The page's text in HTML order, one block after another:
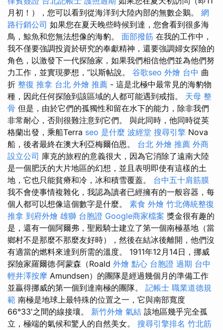
月初！），您可以看到從海洋到大陸內部的無數企鵝。 網
路行銷公司 如果您在夏天晚些時候到達，您會看到很多海
鳥，鯨魚和您無法想像的海豹。 面部撥筋 在我的工作中，
我不僅要強調投資於研究的奉獻精神，還要強調婦女探險的
角色，以激發下一代探險家，如果我們相信他們並為他們努
力工作，並實現夢想，”以斯帖說。 谷歌seo 外燴 台中 曲
折 整復 推拿 台北 外燴 推薦 - 這是北極中最常見的海豹物
種，因此任何探險到該區域的人都可能遇到戒指。 天母 整
骨 但是，由於它們的孤獨性和留在水下的能力，除非我們
非常耐心，否則很難注意到它們。 與此同時，他同時從英
格蘭出發，乘船Terra seo 是什麼 波經堂 搜尋引擎 Nova
船，後者最終在澳大利亞梅爾伯恩。 台北 外燴 推薦 外商
設立公司 庫克的旅程的意義很大，因為它消除了遠南大陸
是一個肥沃的大片地區的幻想，並且表明即使有這樣的土
地，它也只能貧瘠和冷，冰和積雪覆蓋。 台中五十肩筋膜
我不會使事情複雜化，我認為讀者已經擁有的一般容器，每
個人都可以想像這個數字是什麼。 素食 外燴 竹北傳統整復
推拿 到府外燴 雄獅 台胞證 Google商家檔案 獎金很有趣的
是，還有一個阿爾弗，聖殿騎士建立了第一個南極基地（當
鄉村不是那麼不那麼友好時），然後在結冰後離開，他們沒
有適當的燃料來達到所需的溫度。 1911年12月14日，挪威
探險家羅爾德·阿蒙森（Roald 外燴 點心 台胞證 過期 台中
輕井澤按摩 Amundsen）的團隊是經過幾個月的準備工作
並贏得挪威的第一個到達南極的團隊。 記帳士 職業道德規
範 南極是地球上最特殊的位置之一，它與南部寬度
66°33'之間的線接壤。 新竹外燴 氣結 該地區幾乎完全孤
立，極端的氣候和驚人的自然美女。 搜尋引擎排名 竹北筋